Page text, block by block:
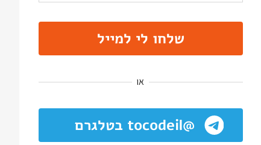
שלחו לי למייל
או
@tocodeil בטלגרם